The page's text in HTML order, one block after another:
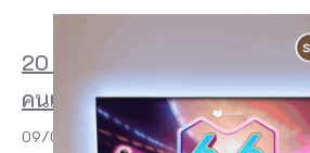
20 ที่พักเชียงคาน 2026 สวย ๆ
คนเดิน และฟีลบ้านไม้สุดอบอุ่น
09/07/2026